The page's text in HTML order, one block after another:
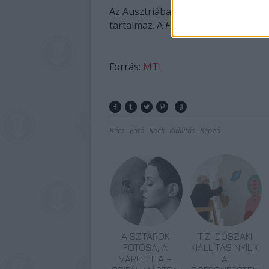
Az Ausztriában bemutatott
tartalmaz. A Flash
Forrás: MTI
Bécs Fotó Rock Kiállítás Képző
A SZTÁROK
FOTÓSA, A
VÁROS FIA –
TÍZ IDŐSZAKI
KIÁLLÍTÁS NYÍLIK
A